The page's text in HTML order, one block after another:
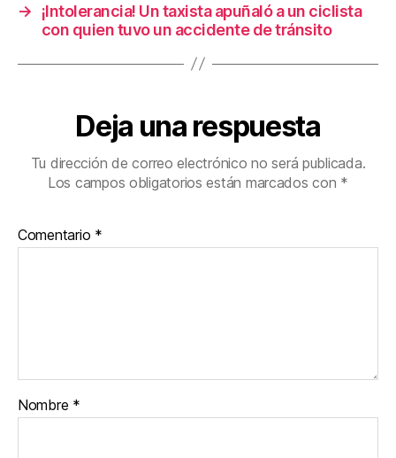
→
¡Intolerancia! Un taxista apuñaló a un ciclista
con quien tuvo un accidente de tránsito
Deja una respuesta
Tu dirección de correo electrónico no será publicada.
Los campos obligatorios están marcados con *
Comentario *
Nombre *